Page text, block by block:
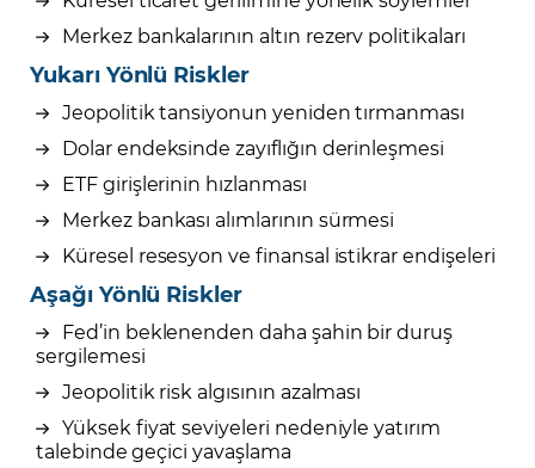
Merkez bankalarının altın rezerv politikaları
Yukarı Yönlü Riskler
Jeopolitik tansiyonun yeniden tırmanması
Dolar endeksinde zayıflığın derinleşmesi
ETF girişlerinin hızlanması
Merkez bankası alımlarının sürmesi
Küresel resesyon ve finansal istikrar endişeleri
Aşağı Yönlü Riskler
Fed’in beklenenden daha şahin bir duruş
sergilemesi
Jeopolitik risk algısının azalması
Yüksek fiyat seviyeleri nedeniyle yatırım
talebinde geçici yavaşlama